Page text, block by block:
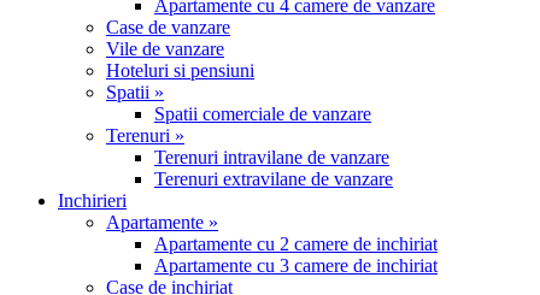
Apartamente cu 4 camere de vanzare
Case de vanzare
Vile de vanzare
Hoteluri si pensiuni
Spatii »
Spatii comerciale de vanzare
Terenuri »
Terenuri intravilane de vanzare
Terenuri extravilane de vanzare
Inchirieri
Apartamente »
Apartamente cu 2 camere de inchiriat
Apartamente cu 3 camere de inchiriat
Case de inchiriat